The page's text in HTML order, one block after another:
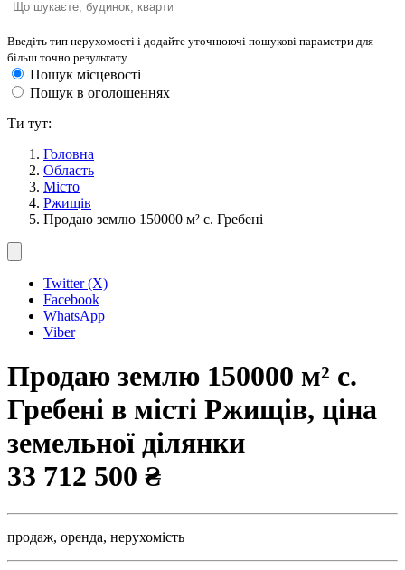
Введіть тип нерухомості і додайте уточнюючі пошукові параметри для
більш точно результату
Пошук місцевості
Пошук в оголошеннях
Ти тут:
Головна
Область
Місто
Ржищів
Продаю землю 150000 м² с. Гребені
Twitter (X)
Facebook
WhatsApp
Viber
Продаю землю 150000 м² с.
Гребені в місті Ржищів, ціна
земельної ділянки
33 712 500 ₴
продаж, оренда, нерухомість